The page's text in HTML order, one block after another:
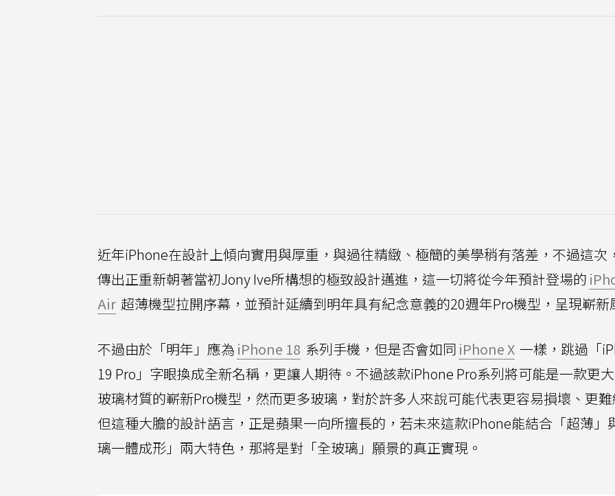
近年iPhone在設計上傾向實用與厚重，與過往精緻、極簡的美學稍有落差，不過這次
傳出正重新朝著當初Jony Ive所構想的極致設計邁進，這一切將從今年預計登場的
Air 超薄機型拉開序幕，並預計延續到明年具有紀念意義的20週年Pro機型，呈現嶄新
不過由於「明年」應為 iPhone 18 系列手機，但是否會如同 iPhone X 一樣，跳過「
19 Pro」字眼換成全新名稱，更讓人期待。不過該款iPhone Pro系列將可能是一款更
玻璃材質的嶄新Pro機型，然而更多玻璃，對於許多人來說可能代表更容易損壞、更
但這種大膽的設計語言，正是蘋果一向所擅長的，若未來這款iPhone能結合「超薄」
璃一體成形」兩大特色，那將是對「全玻璃」願景的真正實現。